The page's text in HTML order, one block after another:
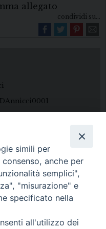
allegato
condividi su...
Venosa
(PZ) •
simili per
anche per
semplici",
"misurazione" e
specificato nella
all'utilizzo dei